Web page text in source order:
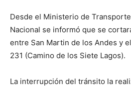
Desde el Ministerio de
Nacional se informó que se
entre San Martin de los Andes y
231 (Camino de los Siete Lagos).
La interrupción del tránsito la